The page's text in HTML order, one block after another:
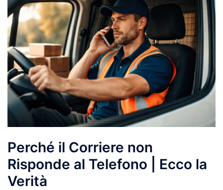
Perché il Corriere non
Risponde al Telefono | Ecco la
Verità